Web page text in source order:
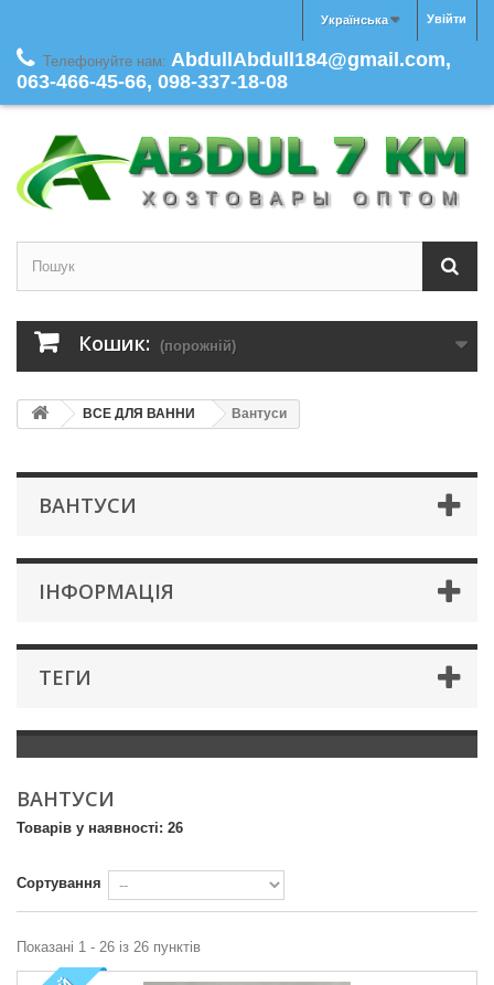
Увійти
Українська
Телефонуйте нам: AbdullAbdull184@gmail.com,
063-466-45-66, 098-337-18-08
Кошик: (порожній)
ВСЕ ДЛЯ ВАННИ Вантуси
ВАНТУСИ
IНФОРМАЦIЯ
ТЕГИ
ВАНТУСИ
Товарів у наявності: 26
Сортування
Показані 1 - 26 із 26 пунктів